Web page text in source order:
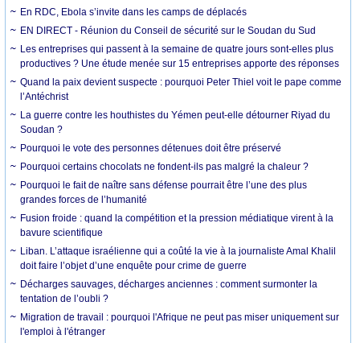
En RDC, Ebola s’invite dans les camps de déplacés
EN DIRECT - Réunion du Conseil de sécurité sur le Soudan du Sud
Les entreprises qui passent à la semaine de quatre jours sont-elles plus
productives ? Une étude menée sur 15 entreprises apporte des réponses
Quand la paix devient suspecte : pourquoi Peter Thiel voit le pape comme
l’Antéchrist
La guerre contre les houthistes du Yémen peut-elle détourner Riyad du
Soudan ?
Pourquoi le vote des personnes détenues doit être préservé
Pourquoi certains chocolats ne fondent-ils pas malgré la chaleur ?
Pourquoi le fait de naître sans défense pourrait être l’une des plus
grandes forces de l’humanité
Fusion froide : quand la compétition et la pression médiatique virent à la
bavure scientifique
Liban. L’attaque israélienne qui a coûté la vie à la journaliste Amal Khalil
doit faire l’objet d’une enquête pour crime de guerre
Décharges sauvages, décharges anciennes : comment surmonter la
tentation de l’oubli ?
Migration de travail : pourquoi l'Afrique ne peut pas miser uniquement sur
l'emploi à l'étranger